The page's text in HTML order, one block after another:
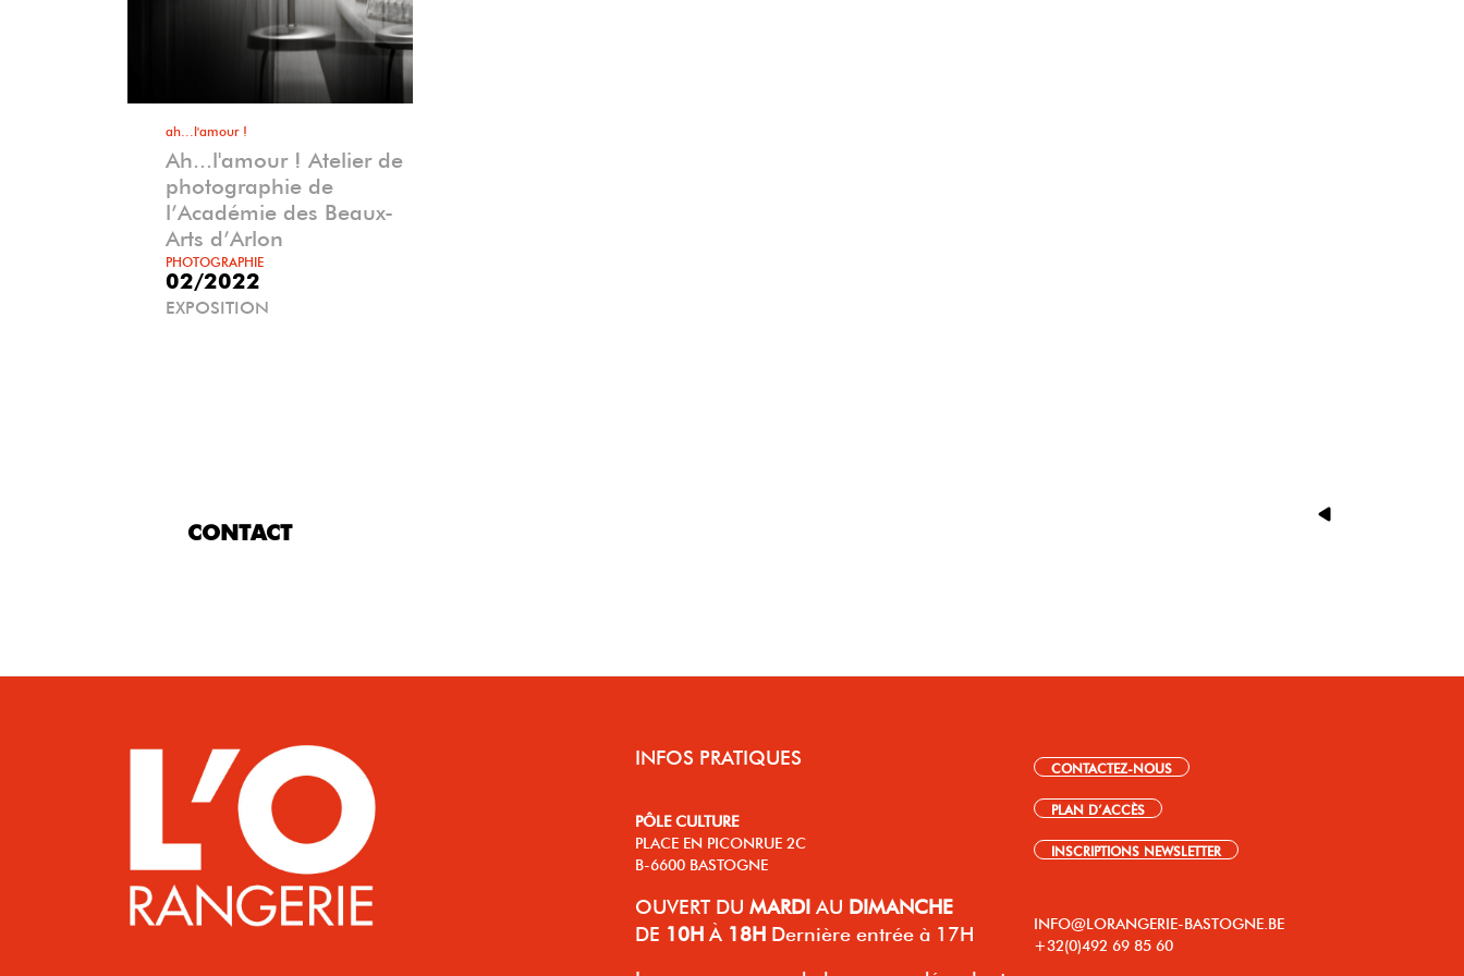
ah...l'amour !
Ah...l'amour ! Atelier de
photographie de
l’Académie des Beaux-
Arts d’Arlon
PHOTOGRAPHIE
02/2022
EXPOSITION
CONTACT
INFOS PRATIQUES
PÔLE CULTURE
PLACE EN PICONRUE 2C
B-6600 BASTOGNE
OUVERT DU MARDI AU DIMANCHE
DE 10H À 18H Dernière entrée à 17H
CONTACTEZ-NOUS
PLAN D’ACCÈS
INSCRIPTIONS NEWSLETTER
INFO@LORANGERIE-BASTOGNE.BE
+32(0)492 69 85 60